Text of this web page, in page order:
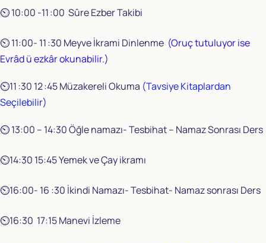
⏲️ 10:00 -11 :00 Sûre Ezber Takibi
⏲️ 11:00- 11 :30 Meyve İkrami Dinlenme (Oruç tutuluyor ise
Evrâd ü ezkâr okunabilir.)
⏲️11 :30 12 :45 Müzakereli Okuma (Tavsiye Kitaplardan
Seçilebilir)
⏲️ 13:00 – 14:30 Öğle namazı- Tesbihat – Namaz Sonrası Ders
⏲️14:30 15:45 Yemek ve Çay ikramı
⏲️16:00- 16 :30 İkindi Namazı- Tesbihat- Namaz sonrası Ders
⏲️16:30 17:15 Manevi İzleme